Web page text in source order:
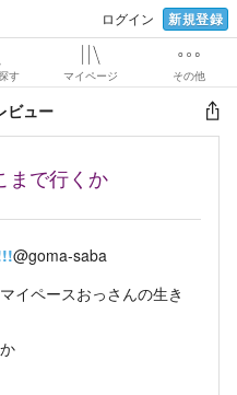
ログイン 新規登録
す マイページ その他
ビュー
まで行くか
@goma-saba
イペースおっさんの生き